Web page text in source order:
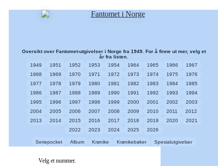
Oversikt over Fantomet-utgivelser i Norge fra 1949. For å finne ut mer, velg et
år fra listen.
1949
1951 1952 1953 1954 1964 1965 1966
1967
1968
1969 1970 1971 1972 1973 1974 1975
1976
1977
1978 1979 1980 1981 1982 1983 1984
1985
1986
1987 1988 1989 1990 1991 1992 1993
1994
1995
1996 1997 1998 1999 2000 2001 2002
2003
2004
2005 2006 2007 2008 2009 2010 2011
2012
2013
2014 2015 2016 2017 2018 2019 2020
2021
2022
2023 2024 2025 2026
Seriepocket Album Krønike Krønikebøker Spesialutgivelser
Velg et nummer.